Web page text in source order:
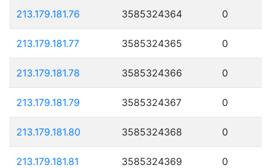
213.179.181.76 3585324364 0
213.179.181.77 3585324365 0
213.179.181.78 3585324366 0
213.179.181.79 3585324367 0
213.179.181.80 3585324368 0
213.179.181.81 3585324369 0